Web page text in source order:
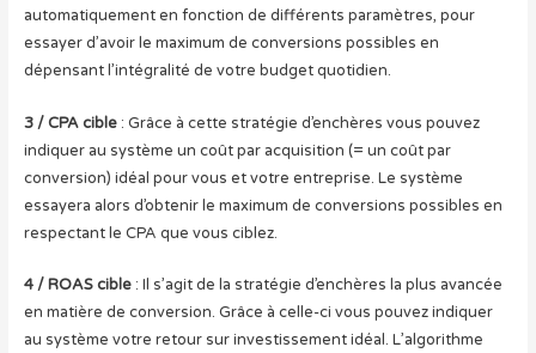
automatiquement en fonction de différents paramètres, pour
essayer d’avoir le maximum de conversions possibles en
dépensant l’intégralité de votre budget quotidien.
3 / CPA cible: Grâce à cette stratégie d’enchères vous pouvez
indiquer au système un coût par acquisition (= un coût par
conversion) idéal pour vous et votre entreprise. Le système
essayera alors d’obtenir le maximum de conversions possibles en
respectant le CPA que vous ciblez.
4 / ROAS cible: Il s’agit de la stratégie d’enchères la plus avancée
en matière de conversion. Grâce à celle-ci vous pouvez indiquer
au système votre retour sur investissement idéal. L’algorithme